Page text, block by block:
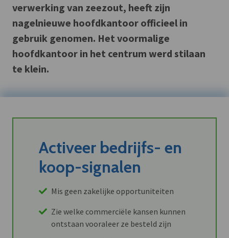
verwerking van zeezout, heeft zijn
nagelnieuwe hoofdkantoor officieel in
gebruik genomen. Het voormalige
hoofdkantoor in het centrum werd stilaan
te klein.
Activeer bedrijfs- en
koop-signalen
Mis geen zakelijke opportuniteiten
Zie welke commerciële kansen kunnen
ontstaan vooraleer ze besteld zijn